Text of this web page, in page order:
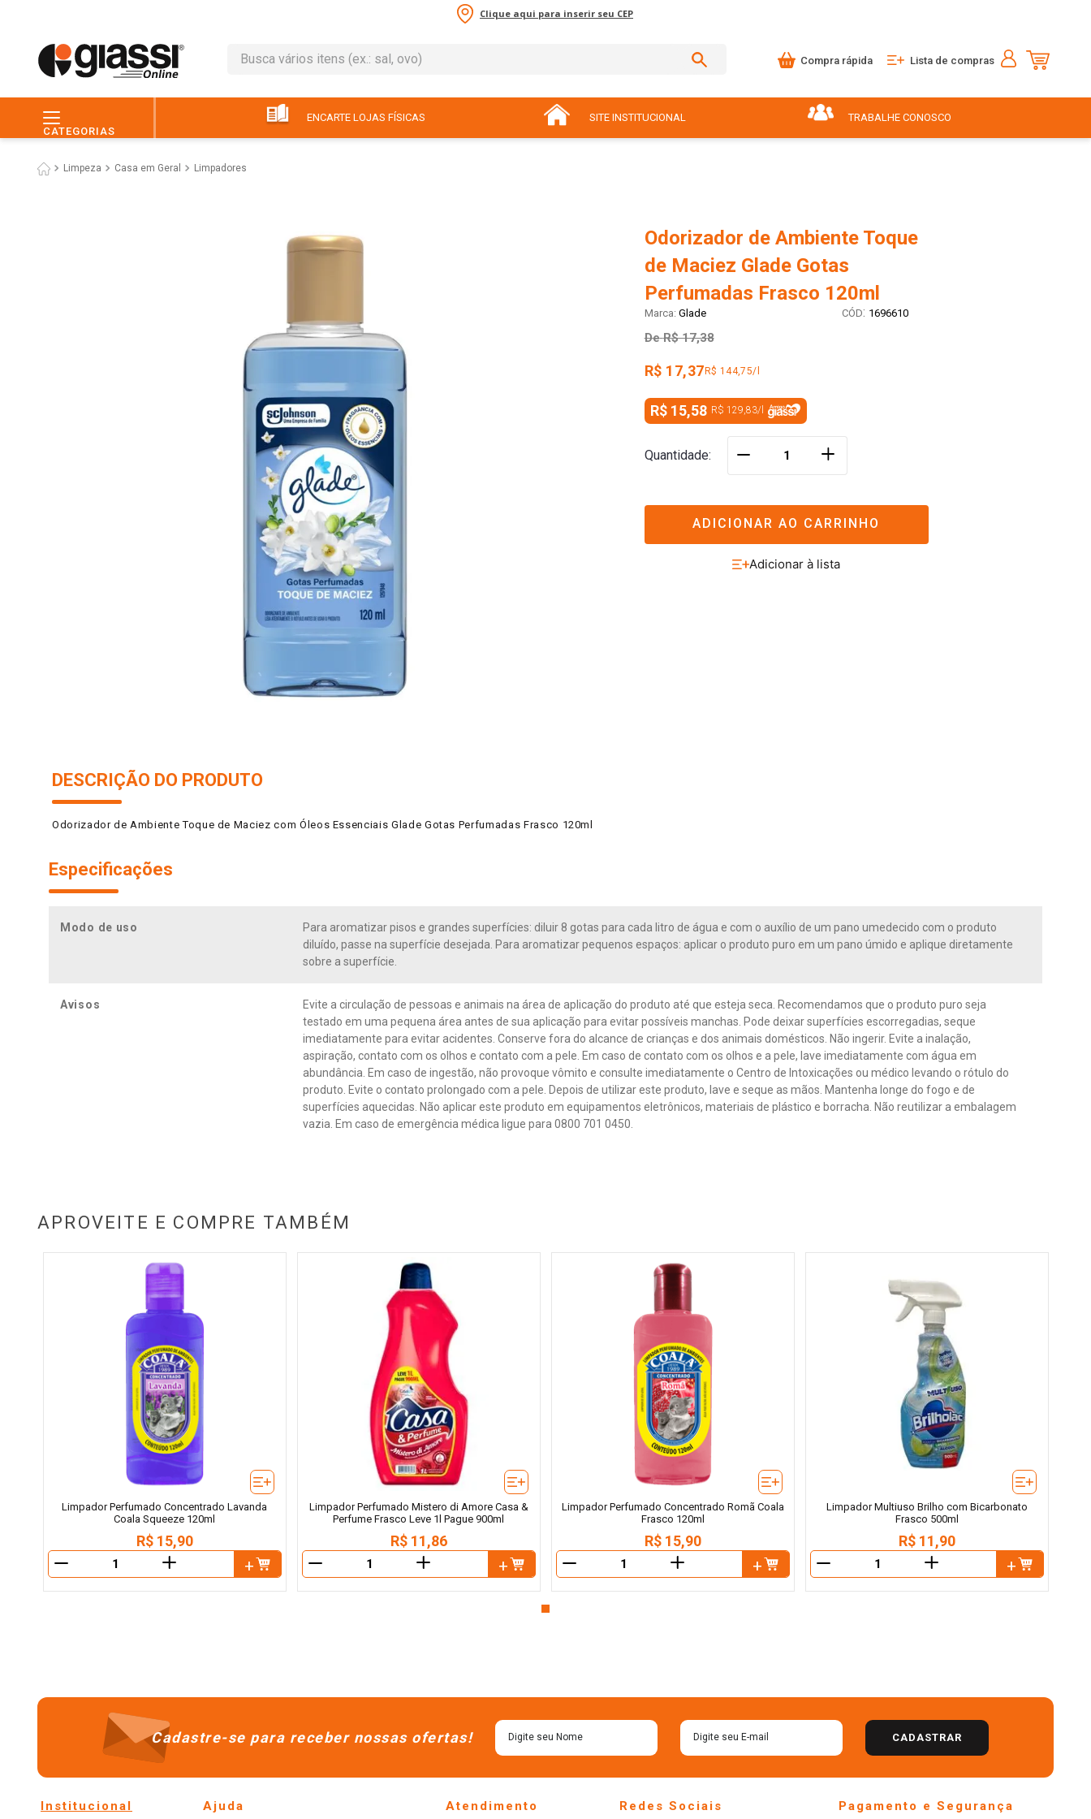
Clique aqui para inserir seu CEP
Busca vários itens (ex.: sal, ovo)
Compra rápida Lista de compras
CATEGORIAS
ENCARTE LOJAS FÍSICAS SITE INSTITUCIONAL TRABALHE CONOSCO
Limpeza Casa em Geral Limpadores
Odorizador de Ambiente Toque
de Maciez Glade Gotas
Perfumadas Frasco 120ml
Glade : 1696610
De R$ 17,38
R$ 17,37R$ 144,75/l
R$ 15,58 R$ 129,83/
Quantidade ＋
ADICIONAR AO CARRINHO
DESCRIÇÃO DO PRODUTO
Odorizador de Ambiente Toque de Maciez com Óleos Essenciais Glade Gotas Perfumadas Frasco 120ml
Especificações
Modo de uso
Para aromatizar pisos e grandes superfícies: diluir 8 gotas para cada litro de água e com o auxílio de um pano umedecido com o produto
diluído, passe na superfície desejada. Para aromatizar pequenos espaços: aplicar o produto puro em um pano úmido e aplique diretamente
sobre a superfície.
Avisos
Evite a circulação de pessoas e animais na área de aplicação do produto até que esteja seca. Recomendamos que o produto puro seja
testado em uma pequena área antes de sua aplicação para evitar possíveis manchas. Pode deixar superfícies escorregadias, seque
imediatamente para evitar acidentes. Conserve fora do alcance de crianças e dos animais domésticos. Não ingerir. Evite a inalação,
aspiração, contato com os olhos e contato com a pele. Em caso de contato com os olhos e a pele, lave imediatamente com água em
abundância. Em caso de ingestão, não provoque vômito e consulte imediatamente o Centro de Intoxicações ou médico levando o rótulo do
produto. Evite o contato prolongado com a pele. Depois de utilizar este produto, lave e seque as mãos. Mantenha longe do fogo e de
superfícies aquecidas. Não aplicar este produto em equipamentos eletrônicos, materiais de plástico e borracha. Não reutilizar a embalagem
vazia. Em caso de emergência médica ligue para 0800 701 0450.
APROVEITE E COMPRE TAMBÉM
Limpador Perfumado Concentrado Lavanda
Coala Squeeze 120ml
R$ 15,90
＋
Limpador Perfumado Mistero di Amore Casa &
Perfume Frasco Leve 1l Pague 900ml
R$ 11,86
＋
Limpador Perfumado Concentrado Romã Coala
Frasco 120ml
R$ 15,90
＋
Limpador Multiuso Brilho com Bicarbonato
Frasco 500ml
R$ 11,90
＋
Cadastre-se para receber nossas ofertas! CADASTRAR
Institucional Ajuda Atendimento Redes Sociais Pagamento e Segurança
leite
3
9º ovo